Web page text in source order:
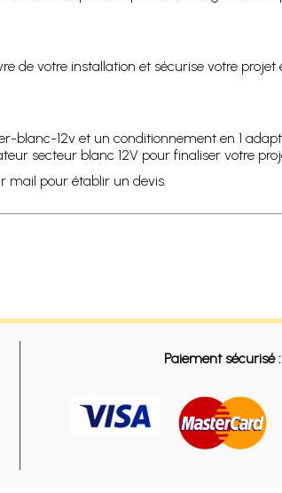
de votre installation et sécurise votre
12v et un conditionnement en 1
secteur blanc 12V pour finaliser votre
mail pour établir un devis.
Paiement sécurisé :